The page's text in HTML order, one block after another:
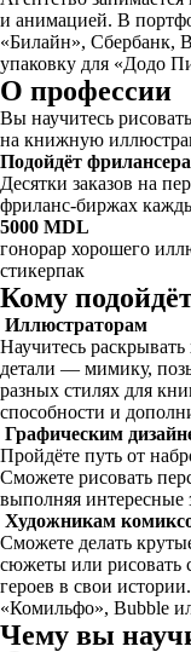
и анимацией. В
«Билайн», Сбербанк,
упаковку для «Додо
О профессии
Вы научитесь
на книжную
Подойдёт
Десятки заказов на
фриланс-биржах
5000 MDL
гонорар хорошего
стикерпак
Кому
Иллюстраторам
Научитесь
детали — мимику,
разных стилях для
способности и
Графическим
Пройдёте путь от
Сможете рисовать
выполняя интересные
Художникам
Сможете делать
сюжеты или рисовать
героев в свои
«Комильфо», Bubble
Чему вы